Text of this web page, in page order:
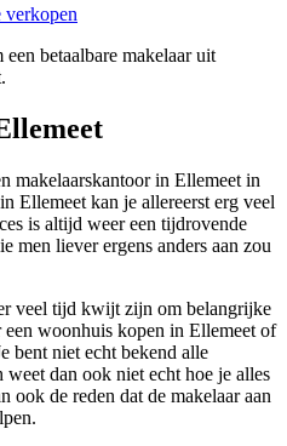
verkopen
betaalbare makelaar uit
makelaarskantoor in Ellemeet in
Ellemeet kan je allereerst erg veel
is altijd weer een tijdrovende
men liever ergens anders aan zou
veel tijd kwijt zijn om belangrijke
woonhuis kopen in Ellemeet of
bent niet echt bekend alle
dan ook niet echt hoe je alles
ook de reden dat de makelaar aan